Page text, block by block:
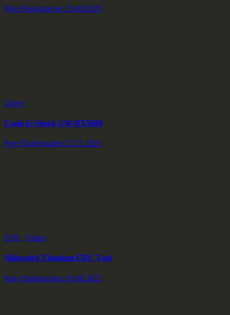
Peter Rademacher 29.09.2025
Uhren
Casio G-Shock GW-BX5600
Peter Rademacher 27.11.2025
EDC, Uhren
Slidecatch Titanium EDC Tool
Peter Rademacher 10.09.2025